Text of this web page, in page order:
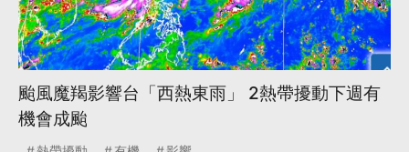
颱風魔羯影響台「西熱東雨」 2熱帶擾動下週有
機會成颱